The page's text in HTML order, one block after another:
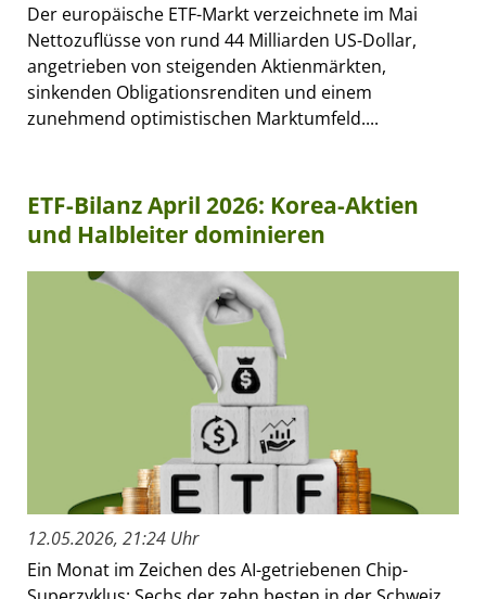
Der europäische ETF-Markt verzeichnete im Mai
Nettozuflüsse von rund 44 Milliarden US-Dollar,
angetrieben von steigenden Aktienmärkten,
sinkenden Obligationsrenditen und einem
zunehmend optimistischen Marktumfeld....
ETF-Bilanz April 2026: Korea-Aktien
und Halbleiter dominieren
12.05.2026, 21:24 Uhr
Ein Monat im Zeichen des AI-getriebenen Chip-